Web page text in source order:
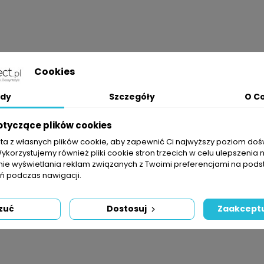
urządzeń sterowanych elektrycznie (np. elektrozaworów) do
mechaniczne, wilgoć.
Cookies
Szczegóły O
plików cookies
z własnych plików cookie, aby zapewnić Ci najwyższy poziom
również pliki cookie stron trzecich w celu ulepszenia
wyświetlania reklam związanych z Twoimi preferencjami na
podczas nawigacji.
Dostosuj